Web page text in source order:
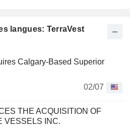
langues: TerraVest
Calgary-Based Superior
02/07
THE ACQUISITION OF
VESSELS INC.